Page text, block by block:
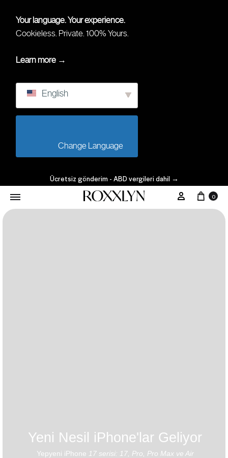
Your language. Your experience.
Cookieless. Private. 100% Yours.
Learn more →
English
Ücretsiz gönderim - ABD vergileri dahil →
0
Yeni Nesil iPhone'lar Geliyor
Yepyeni iPhone 17 serisi: 17, Pro, Pro Max ve Air